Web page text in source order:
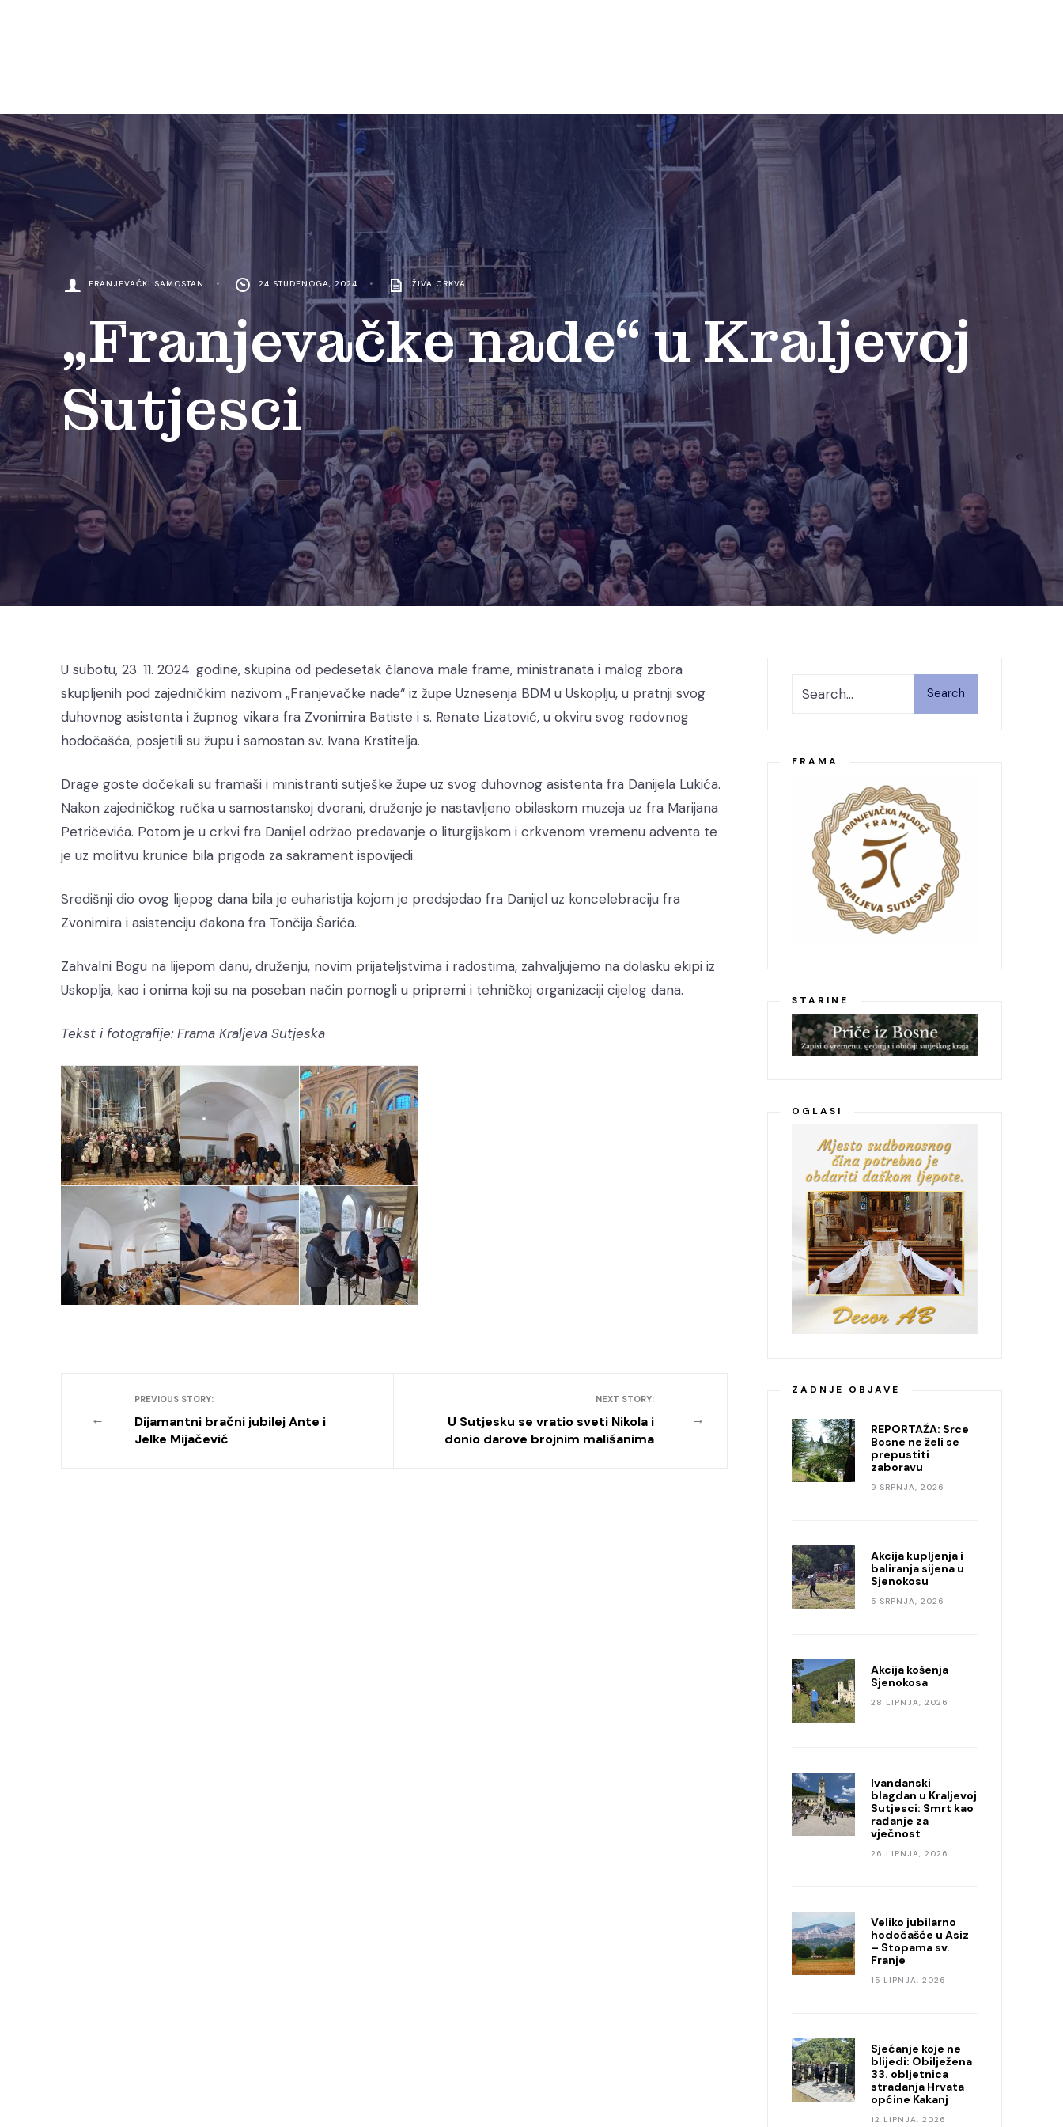
FRANJEVAČKI SAMOSTAN • 24 STUDENOGA, 2024 • ŽIVA CRKVA
„Franjevačke nade“ u Kraljevoj
Sutjesci
U subotu, 23. 11. 2024. godine, skupina od pedesetak članova male frame, ministranata i malog zbora
skupljenih pod zajedničkim nazivom „Franjevačke nade“ iz župe Uznesenja BDM u Uskoplju, u pratnji svog
duhovnog asistenta i župnog vikara fra Zvonimira Batiste i s. Renate Lizatović, u okviru svog redovnog
hodočašća, posjetili su župu i samostan sv. Ivana Krstitelja.
Drage goste dočekali su framaši i ministranti sutješke župe uz svog duhovnog asistenta fra Danijela Lukića.
Nakon zajedničkog ručka u samostanskoj dvorani, druženje je nastavljeno obilaskom muzeja uz fra Marijana
Petričevića. Potom je u crkvi fra Danijel održao predavanje o liturgijskom i crkvenom vremenu adventa te
je uz molitvu krunice bila prigoda za sakrament ispovijedi.
Središnji dio ovog lijepog dana bila je euharistija kojom je predsjedao fra Danijel uz koncelebraciju fra
Zvonimira i asistenciju đakona fra Tončija Šarića.
Zahvalni Bogu na lijepom danu, druženju, novim prijateljstvima i radostima, zahvaljujemo na dolasku ekipi iz
Uskoplja, kao i onima koji su na poseban način pomogli u pripremi i tehničkoj organizaciji cijelog dana.
Tekst i fotografije: Frama Kraljeva Sutjeska
←
PREVIOUS STORY:
Dijamantni bračni jubilej Ante i
Jelke Mijačević
→
NEXT STORY:
U Sutjesku se vratio sveti Nikola i
donio darove brojnim mališanima
Search
FRAMA
STARINE
OGLASI
ZADNJE OBJAVE
REPORTAŽA: Srce
Bosne ne želi se
prepustiti
zaboravu
9 SRPNJA, 2026
Akcija kupljenja i
baliranja sijena u
Sjenokosu
5 SRPNJA, 2026
Akcija košenja
Sjenokosa
28 LIPNJA, 2026
Ivandanski
blagdan u Kraljevoj
Sutjesci: Smrt kao
rađanje za
vječnost
26 LIPNJA, 2026
Veliko jubilarno
hodočašće u Asiz
– Stopama sv.
Franje
15 LIPNJA, 2026
Sjećanje koje ne
blijedi: Obilježena
33. obljetnica
stradanja Hrvata
općine Kakanj
12 LIPNJA, 2026